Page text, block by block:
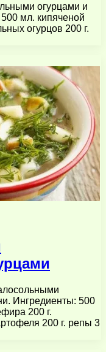
огурцами и
мл. кипяченой
огурцов 200 г.
Ингредиенты: 500
200 г.
200 г. репы 3